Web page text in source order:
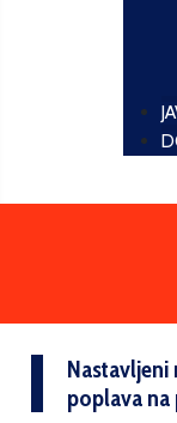
Nastavljeni
poplava na